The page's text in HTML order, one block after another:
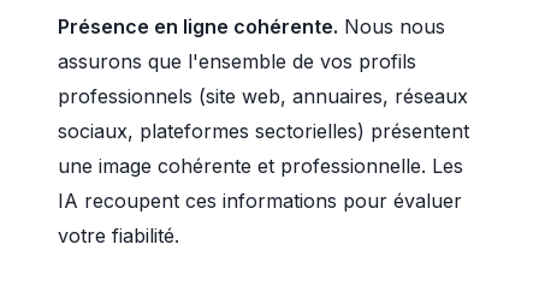
Présence en ligne cohérente. Nous nous
assurons que l'ensemble de vos profils
professionnels (site web, annuaires, réseaux
sociaux, plateformes sectorielles) présentent
une image cohérente et professionnelle. Les
IA recoupent ces informations pour évaluer
votre fiabilité.